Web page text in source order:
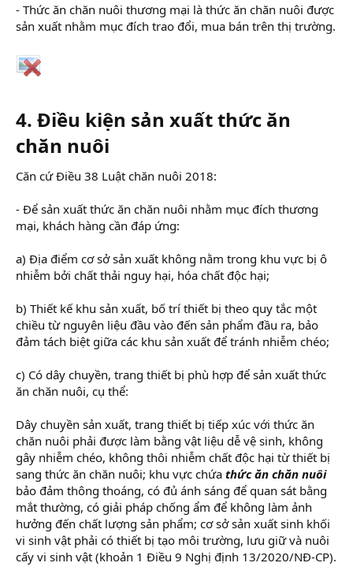
- Thức ăn chăn nuôi thương mại là thức ăn chăn nuôi được
sản xuất nhằm mục đích trao đổi, mua bán trên thị trường.
4. Điều kiện sản xuất thức ăn
chăn nuôi
Căn cứ Điều 38 Luật chăn nuôi 2018:
- Để sản xuất thức ăn chăn nuôi nhằm mục đích thương
mại, khách hàng cần đáp ứng:
a) Địa điểm cơ sở sản xuất không nằm trong khu vực bị ô
nhiễm bởi chất thải nguy hại, hóa chất độc hại;
b) Thiết kế khu sản xuất, bố trí thiết bị theo quy tắc một
chiều từ nguyên liệu đầu vào đến sản phẩm đầu ra, bảo
đảm tách biệt giữa các khu sản xuất để tránh nhiễm chéo;
c) Có dây chuyền, trang thiết bị phù hợp để sản xuất thức
ăn chăn nuôi, cụ thể:
Dây chuyền sản xuất, trang thiết bị tiếp xúc với thức ăn
chăn nuôi phải được làm bằng vật liệu dễ vệ sinh, không
gây nhiễm chéo, không thôi nhiễm chất độc hại từ thiết bị
sang thức ăn chăn nuôi; khu vực chứa thức ăn chăn nuôi
bảo đảm thông thoáng, có đủ ánh sáng để quan sát bằng
mắt thường, có giải pháp chống ẩm để không làm ảnh
hưởng đến chất lượng sản phẩm; cơ sở sản xuất sinh khối
vi sinh vật phải có thiết bị tạo môi trường, lưu giữ và nuôi
cấy vi sinh vật (khoản 1 Điều 9 Nghị định 13/2020/NĐ-CP).